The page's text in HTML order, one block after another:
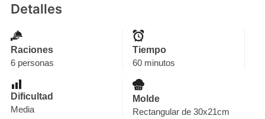
Detalles
Raciones
6 personas
Tiempo
60 minutos
Dificultad
Media
Molde
Rectangular de 30x21cm